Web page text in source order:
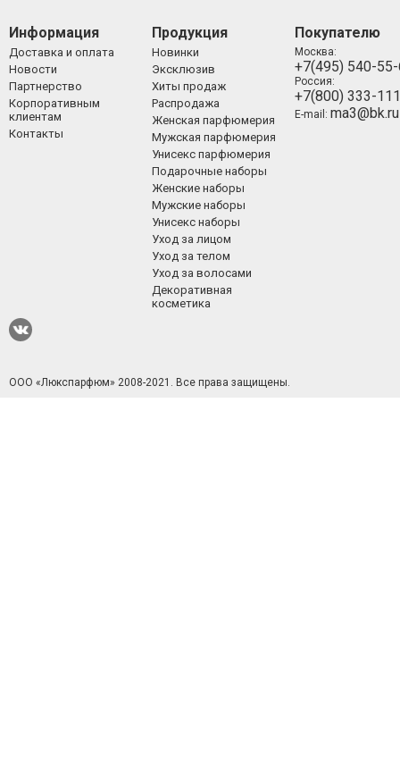
Информация
Доставка и оплата
Новости
Партнерство
Корпоративным
клиентам
Контакты
Продукция
Новинки
Эксклюзив
Хиты продаж
Распродажа
Женская парфюмерия
Мужская парфюмерия
Унисекс парфюмерия
Подарочные наборы
Женские наборы
Мужские наборы
Унисекс наборы
Уход за лицом
Уход за телом
Уход за волосами
Декоративная
косметика
Покупателю
Москва:
+7(495) 540-
Россия:
+7(800) 333-
E-mail: ma3@bk.ru
ООО «Люкспарфюм» 2008-2021. Все права защищены.